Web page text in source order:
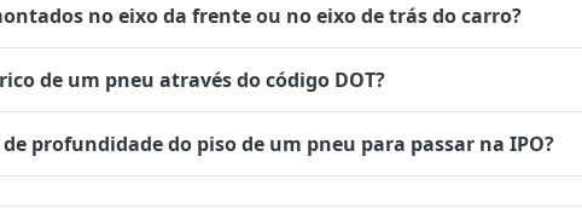
no eixo da frente ou no eixo de trás do carro?
de um pneu através do código DOT?
profundidade do piso de um pneu para passar na IPO?